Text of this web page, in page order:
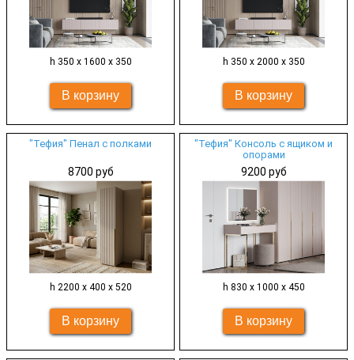
h 350 х 1600 х 350 h 350 х 2000 х 350
"Тефия" Пенал с полками
8700 руб
h 2200 х 400 х 520
"Тефия" Консоль с ящиком и
опорами
9200 руб
h 830 х 1000 х 450